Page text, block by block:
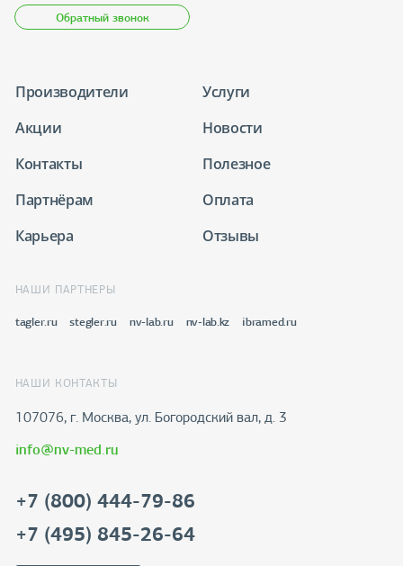
Обратный звонок
Производители
Услуги
Акции
Новости
Контакты
Полезное
Партнёрам
Оплата
Карьера
Отзывы
НАШИ ПАРТНЕРЫ
tagler.ru stegler.ru nv-lab.ru nv-lab.kz ibramed.ru
НАШИ КОНТАКТЫ
107076, г. Москва, ул. Богородский вал, д. 3
info@nv-med.ru
+7 (800) 444-79-86
+7 (495) 845-26-64